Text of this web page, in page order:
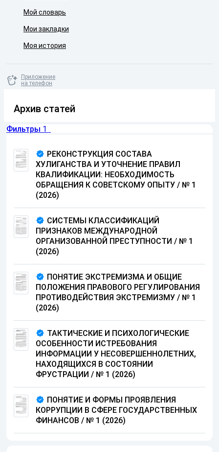
Мой словарь
Мои закладки
Моя история
Приложение
на телефон
Архив статей
Фильтры 1
РЕКОНСТРУКЦИЯ СОСТАВА
ХУЛИГАНСТВА И УТОЧНЕНИЕ ПРАВИЛ
КВАЛИФИКАЦИИ: НЕОБХОДИМОСТЬ
ОБРАЩЕНИЯ К СОВЕТСКОМУ ОПЫТУ / № 1
(2026)
СИСТЕМЫ КЛАССИФИКАЦИЙ
ПРИЗНАКОВ МЕЖДУНАРОДНОЙ
ОРГАНИЗОВАННОЙ ПРЕСТУПНОСТИ / № 1
(2026)
ПОНЯТИЕ ЭКСТРЕМИЗМА И ОБЩИЕ
ПОЛОЖЕНИЯ ПРАВОВОГО РЕГУЛИРОВАНИЯ
ПРОТИВОДЕЙСТВИЯ ЭКСТРЕМИЗМУ / № 1
(2026)
ТАКТИЧЕСКИЕ И ПСИХОЛОГИЧЕСКИЕ
ОСОБЕННОСТИ ИСТРЕБОВАНИЯ
ИНФОРМАЦИИ У НЕСОВЕРШЕННОЛЕТНИХ,
НАХОДЯЩИХСЯ В СОСТОЯНИИ
ФРУСТРАЦИИ / № 1 (2026)
ПОНЯТИЕ И ФОРМЫ ПРОЯВЛЕНИЯ
КОРРУПЦИИ В СФЕРЕ ГОСУДАРСТВЕННЫХ
ФИНАНСОВ / № 1 (2026)